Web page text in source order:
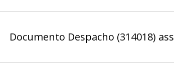
Documento Despacho (314018)